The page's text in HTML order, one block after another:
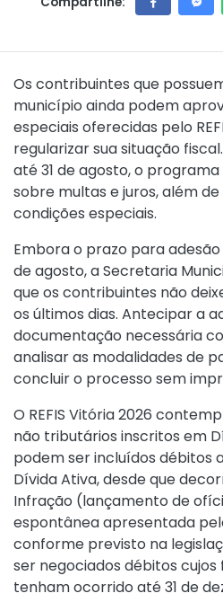
Os contribuintes que
município ainda podem
especiais oferecidas pelo
regularizar sua situação
até 31 de agosto, o
sobre multas e juros, além
condições especiais.
Embora o prazo para
de agosto, a Secretaria
que os contribuintes não
os últimos dias. Antecipar a
documentação necessária
analisar as modalidades de
concluir o processo sem
O REFIS Vitória 2026
não tributários inscritos em
podem ser incluídos débitos
Dívida Ativa, desde que
Infração (lançamento de
espontânea apresentada
conforme previsto na
ser negociados débitos
tenham ocorrido até 31 de